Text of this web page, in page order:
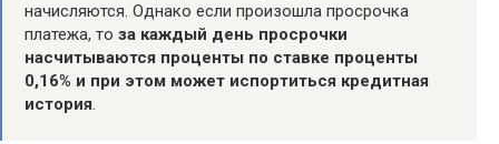
начисляются. Однако если произошла просрочка
платежа, то за каждый день просрочки
насчитываются проценты по ставке проценты
0,16% и при этом может испортиться кредитная
история.